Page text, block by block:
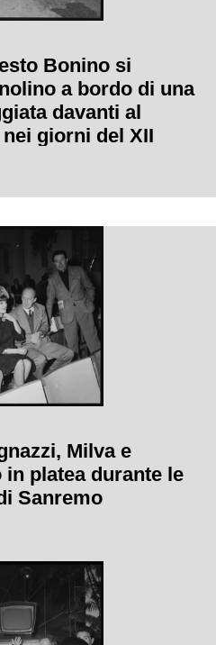
Bonino si
a bordo di una
davanti al
giorni del XII
Milva e
platea durante le
Sanremo